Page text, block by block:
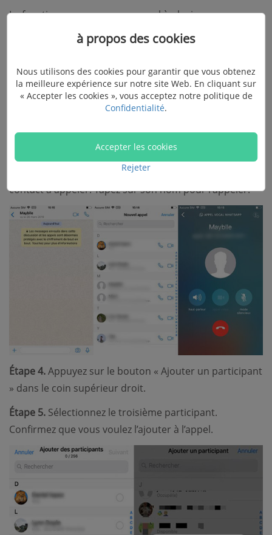
La fonction pour passer un appel à plusieurs sera
disponible pour des utilisateurs iOS et Android dans
quelques jours. Si vous avez ajouté cette fonction, voici
comment l’utiliser.
Étape 1.Ouvrez WhatsApp. Allez à l’écran d’accueil et
sélectionnez le bouton « Appels ».
Étape 2.Appuyez sur l’icône « Appeler » dans le coin
supérieur droit. Cela vous dirigera vers vos contacts.
Défilez la page vers le bas et choisissez un
contact à appeler. Tapez sur son nom pour l'appeler.
Étape 4.Appuyez sur le bouton « Ajouter un participant
» dans le coin supérieur droit.
Étape 5. Sélectionnez le troisième participant.
Confirmez que vous voulez l’ajouter à l’appel.
à propos des cookies
Nous utilisons des cookies pour garantir que vous obtenez
la meilleure expérience sur notre site Web. En cliquant sur
« Accepter les cookies », vous acceptez notre politique de
Confidentialité.
Accepter les cookies
Rejeter